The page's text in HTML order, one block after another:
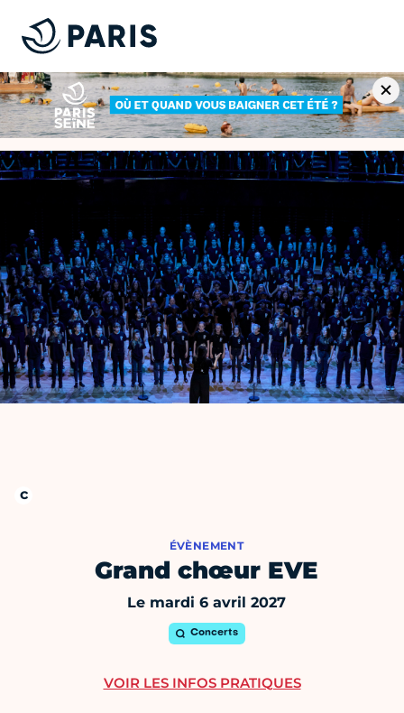
ÉVÈNEMENT
Grand chœur EVE
Le mardi 6 avril 2027
Concerts
VOIR LES INFOS PRATIQUES